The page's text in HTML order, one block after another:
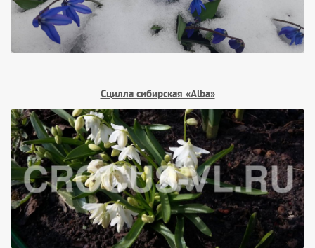
Сцилла сибирская «Alba»